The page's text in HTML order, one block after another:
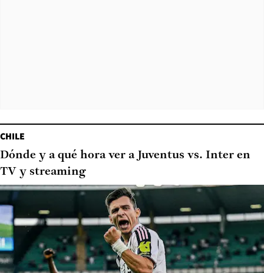
CHILE
Dónde y a qué hora ver a Juventus vs. Inter en
TV y streaming